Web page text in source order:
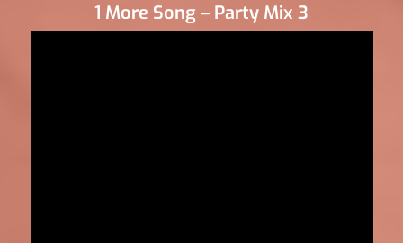
1 More Song – Party Mix 3